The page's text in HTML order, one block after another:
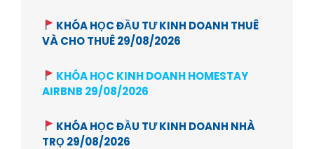
KHÓA HỌC ĐẦU TƯ KINH DOANH THUÊ
VÀ CHO THUÊ 29/08/2026
KHÓA HỌC KINH DOANH HOMESTAY
AIRBNB 29/08/2026
KHÓA HỌC ĐẦU TƯ KINH DOANH NHÀ
TRỌ 29/08/2026